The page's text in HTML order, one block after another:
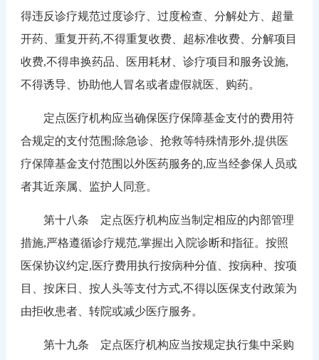
得违反诊疗规范过度诊疗、过度检查、分解处方、超量
开药、重复开药,不得重复收费、超标准收费、分解项目
收费,不得串换药品、医用耗材、诊疗项目和服务设施,
不得诱导、协助他人冒名或者虚假就医、购药。
定点医疗机构应当确保医疗保障基金支付的费用符
合规定的支付范围;除急诊、抢救等特殊情形外,提供医
疗保障基金支付范围以外医药服务的,应当经参保人员或
者其近亲属、监护人同意。
第十八条 定点医疗机构应当制定相应的内部管理
措施,严格遵循诊疗规范,掌握出入院诊断和指征。按照
医保协议约定,医疗费用执行按病种分值、按病种、按项
目、按床日、按人头等支付方式,不得以医保支付政策为
由拒收患者、转院或减少医疗服务。
第十九条 定点医疗机构应当按规定执行集中采购